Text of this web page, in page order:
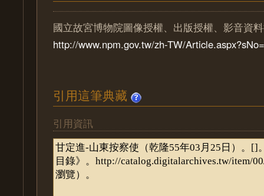
國立故宮博物院圖像授權、出版授權、影音資
http://www.npm.gov.tw/zh-TW/
引用這筆典藏
引用資訊